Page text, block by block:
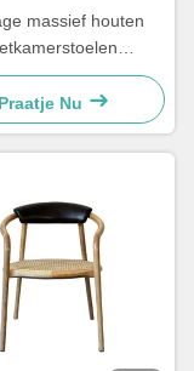
massief houten
Zacht Met
Ladderrug
Praatje Nu